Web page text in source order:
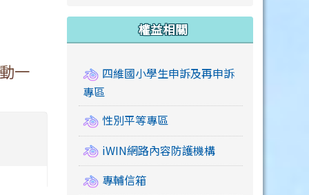
一
權益相關
四維國小學生申訴及再申訴
專區
性別平等專區
iWIN網路內容防護機構
專輔信箱